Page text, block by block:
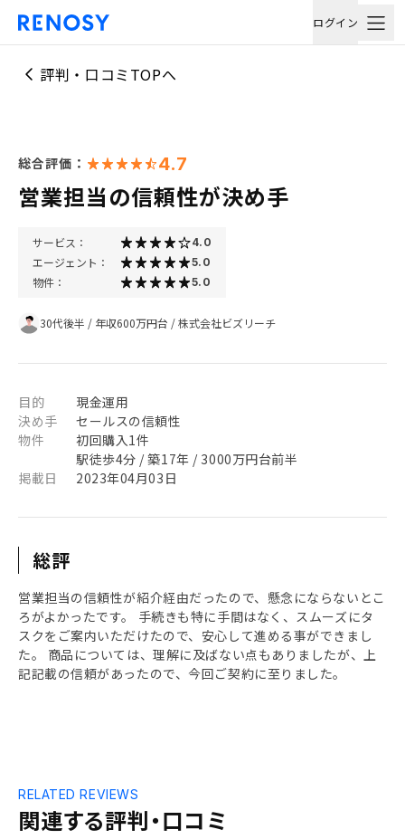
ログイン
評判・口コミTOPへ
総合評価： 4.7
営業担当の信頼性が決め手
サービス： 4.0
エージェント： 5.0
物件： 5.0
30代後半 / 年収600万円台 /株式会社ビズリーチ
目的
現金運用
決め手
セールスの信頼性
物件
初回購入1件
駅徒歩4分 / 築17年 / 3000万円台前半
掲載日
2023年04月03日
総評
営業担当の信頼性が紹介経由だったので、懸念にならないとこ
ろがよかったです。 手続きも特に手間はなく、スムーズにタ
スクをご案内いただけたので、安心して進める事ができまし
た。 商品については、理解に及ばない点もありましたが、上
記記載の信頼があったので、今回ご契約に至りました。
関連する評判・口コミ
RELATED REVIEWS